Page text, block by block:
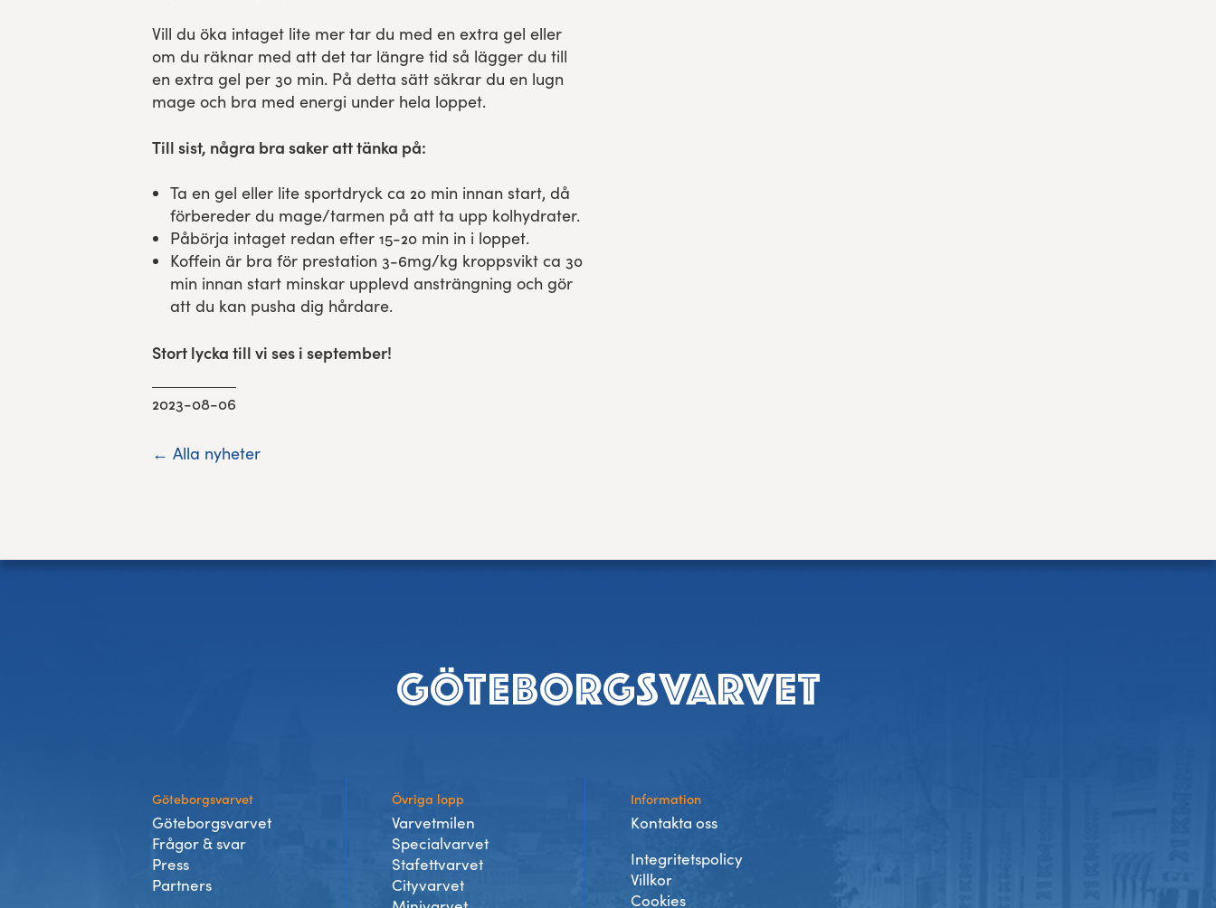
Vill du öka intaget lite mer tar du med en extra gel eller
om du räknar med att det tar längre tid så lägger du till
en extra gel per 30 min. På detta sätt säkrar du en lugn
mage och bra med energi under hela loppet.
Till sist, några bra saker att tänka på:
Ta en gel eller lite sportdryck ca 20 min innan start, då
förbereder du mage/tarmen på att ta upp kolhydrater.
Påbörja intaget redan efter 15-20 min in i loppet.
Koffein är bra för prestation 3-6mg/kg kroppsvikt ca 30
min innan start minskar upplevd ansträngning och gör
att du kan pusha dig hårdare.
Stort lycka till vi ses i september!
2023-08-06
← Alla nyheter
Göteborgsvarvet
Göteborgsvarvet
Frågor & svar
Press
Partners
Övriga lopp
Varvetmilen
Specialvarvet
Stafettvarvet
Cityvarvet
Information
Kontakta oss
Integritetspolicy
Villkor
Cookies